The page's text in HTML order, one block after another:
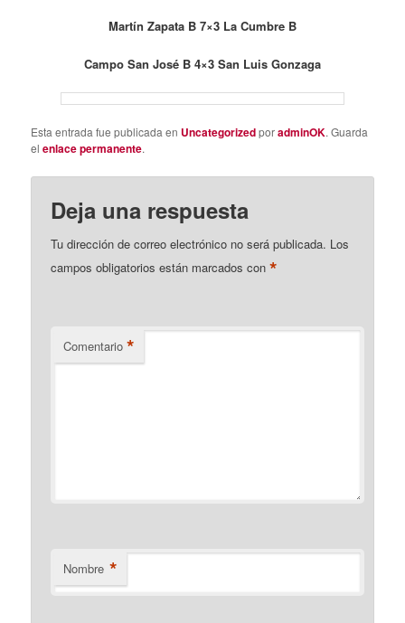
Martín Zapata B 7×3 La Cumbre B
Campo San José B 4×3 San Luis Gonzaga
Esta entrada fue publicada en UncategorizedporadminOK. Guarda
elenlace permanente.
Deja una respuesta
Tu dirección de correo electrónico no será publicada. Los
campos obligatorios están marcados con*
Comentario *
Nombre *